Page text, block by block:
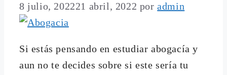
8 julio, 202221 abril, 2022 poradmin
Si estás pensando en estudiar abogacía y
aun no te decides sobre si este sería tu